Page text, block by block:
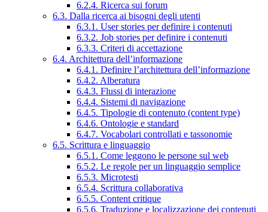
6.2.4. Ricerca sui forum
6.3. Dalla ricerca ai bisogni degli utenti
6.3.1. User stories per definire i contenuti
6.3.2. Job stories per definire i contenuti
6.3.3. Criteri di accettazione
6.4. Architettura dell’informazione
6.4.1. Definire l’architettura dell’informazione
6.4.2. Alberatura
6.4.3. Flussi di interazione
6.4.4. Sistemi di navigazione
6.4.5. Tipologie di contenuto (content type)
6.4.6. Ontologie e standard
6.4.7. Vocabolari controllati e tassonomie
6.5. Scrittura e linguaggio
6.5.1. Come leggono le persone sul web
6.5.2. Le regole per un linguaggio semplice
6.5.3. Microtesti
6.5.4. Scrittura collaborativa
6.5.5. Content critique
6.5.6. Traduzione e localizzazione dei contenuti